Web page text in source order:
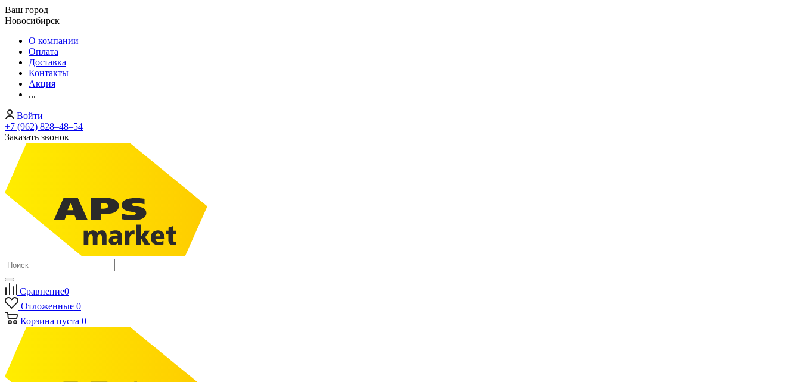
Ваш город
Новосибирск
О компании
Оплата
Доставка
Контакты
Акция
...
Войти
+7 (962) 828‒48‒54
Заказать звонок
Сравнение0
Отложенные 0
Корзина пуста 0